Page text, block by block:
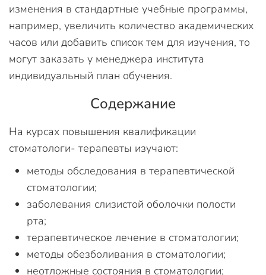
изменения в стандартные учебные программы,
например, увеличить количество академических
часов или добавить список тем для изучения, то
могут заказать у менеджера института
индивидуальный план обучения.
Содержание
На курсах повышения квалификации
стоматологи- терапевты изучают:
методы обследования в терапевтической
стоматологии;
заболевания слизистой оболочки полости
рта;
терапевтическое лечение в стоматологии;
методы обезболивания в стоматологии;
неотложные состояния в стоматологии;